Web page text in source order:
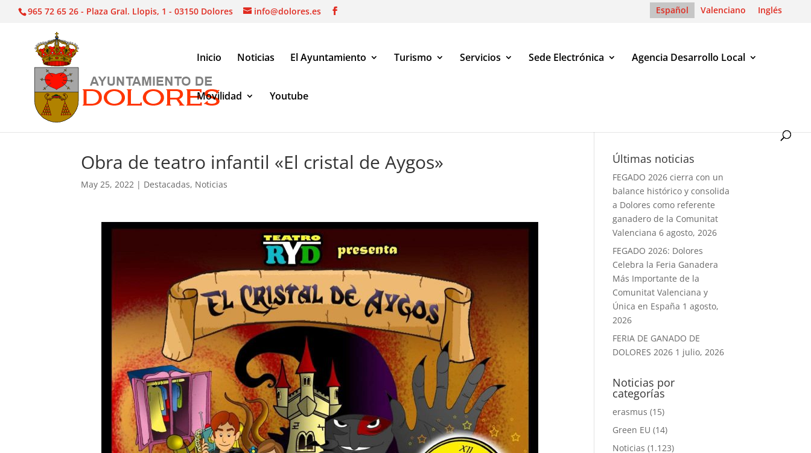
965 72 65 26 - Plaza Gral. Llopis, 1 - 03150 Dolores info@dolores.es Español Valenciano Inglés
Inicio Noticias El Ayuntamiento Turismo Servicios Sede Electrónica Agencia Desarrollo Local
Movilidad Youtube
Obra de teatro infantil «El cristal de Aygos»
May 25, 2022 | Destacadas, Noticias
Últimas noticias
FEGADO 2026 cierra con un
balance histórico y consolida
a Dolores como referente
ganadero de la Comunitat
Valenciana 6 agosto, 2026
FEGADO 2026: Dolores
Celebra la Feria Ganadera
Más Importante de la
Comunitat Valenciana y
Única en España 1 agosto,
2026
FERIA DE GANADO DE
DOLORES 2026 1 julio, 2026
Noticias por
categorías
erasmus (15)
Green EU (14)
Noticias (1.123)